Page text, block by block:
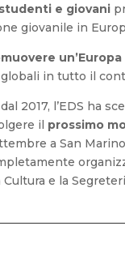
e giovani
giovanile in
in tutto il
dal 2017, l’EDS ha
il prossimo
a San
e la